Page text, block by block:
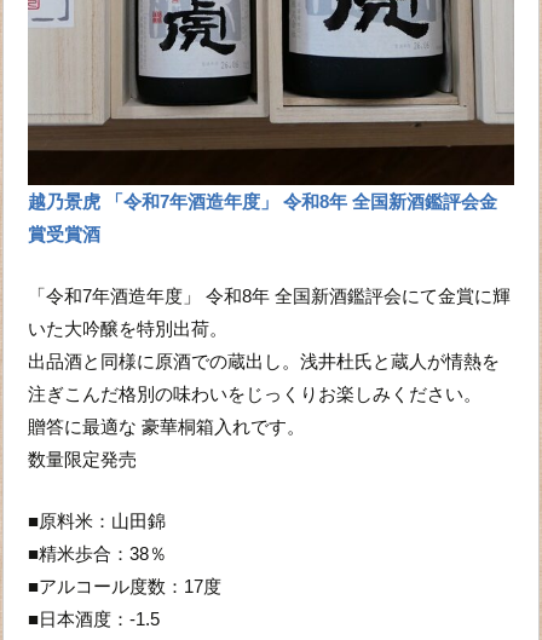
越乃景虎 「令和7年酒造年度」 令和8年 全国新酒鑑評会金
賞受賞酒
「令和7年酒造年度」 令和8年 全国新酒鑑評会にて金賞に輝
いた大吟醸を特別出荷。
出品酒と同様に原酒での蔵出し。浅井杜氏と蔵人が情熱を
注ぎこんだ格別の味わいをじっくりお楽しみください。
贈答に最適な 豪華桐箱入れです。
数量限定発売
■原料米：山田錦
■精米歩合：38％
■アルコール度数：17度
■日本酒度：-1.5